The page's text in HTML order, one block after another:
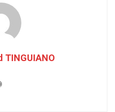
TINGUIANO